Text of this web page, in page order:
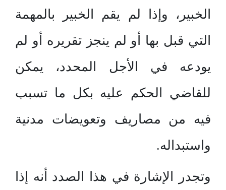
الخبير، وإذا لم يقم الخبير بالمهمة
التي قبل بها أو لم ينجز تقريره أو لم
يودعه في الأجل المحدد، يمكن
للقاضي الحكم عليه بكل ما تسبب
فيه من مصاريف وتعويضات مدنية
واستبداله.
وتجدر الإشارة في هذا الصدد أنه إذا